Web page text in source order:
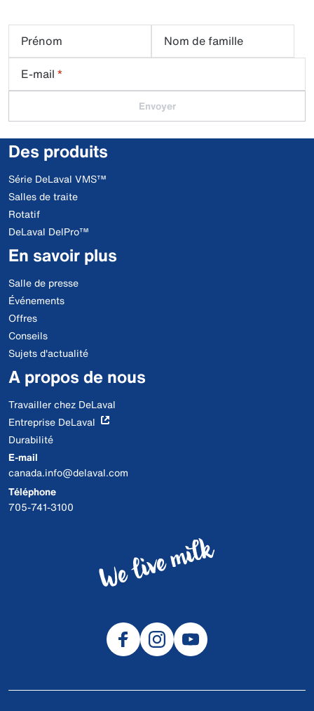
Prénom
Nom de famille
E-mail *
Envoyer
Des produits
Série DeLaval VMS™
Salles de traite
Rotatif
DeLaval DelPro™
En savoir plus
Salle de presse
Événements
Offres
Conseils
Sujets d'actualité
A propos de nous
Travailler chez DeLaval
Entreprise DeLaval
Durabilité
E-mail
canada.info@delaval.com
Téléphone
705-741-3100